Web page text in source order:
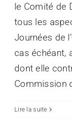
le Comité de
tous les
Journées de
cas échéant,
dont elle
Commission
Lire la suite